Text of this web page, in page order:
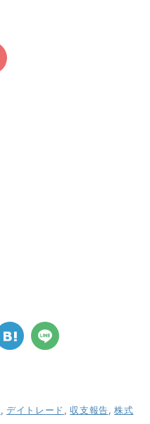
,デイトレード, 収支報告,株式